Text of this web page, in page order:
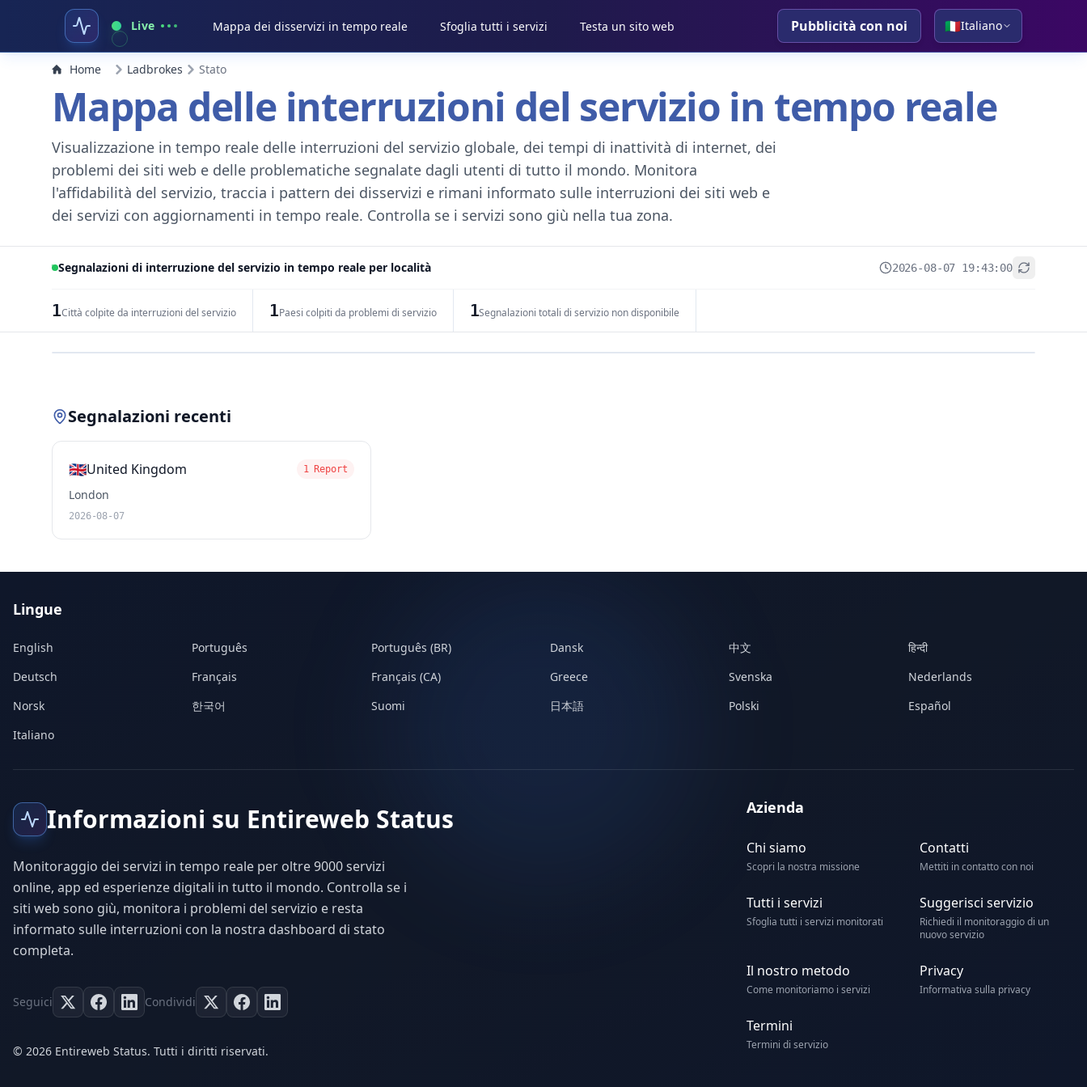
Live Mappa dei disservizi in tempo reale Sfoglia tutti i servizi Testa un sito web Pubblicità con noi 🇮🇹Italiano
Home Ladbrokes Stato
Mappa delle interruzioni del servizio in tempo reale
Visualizzazione in tempo reale delle interruzioni del servizio globale, dei tempi di inattività di internet, dei
problemi dei siti web e delle problematiche segnalate dagli utenti di tutto il mondo. Monitora
l'affidabilità del servizio, traccia i pattern dei disservizi e rimani informato sulle interruzioni dei siti web e
dei servizi con aggiornamenti in tempo reale. Controlla se i servizi sono giù nella tua zona.
Segnalazioni di interruzione del servizio in tempo reale per località 2026-08-07 19:43:00
1Città colpite da interruzioni del servizio 1Paesi colpiti da problemi di servizio 1Segnalazioni totali di servizio non disponibile
Segnalazioni recenti
🇬🇧United Kingdom 1 Report
London
2026-08-07
Lingue
English Português Português (BR) Dansk 中文
हिन्दी
Deutsch
Français Français (CA) Greece Svenska
Nederlands
Norsk
한국어 Suomi 日本語 Polski
Español
Italiano
Informazioni su Entireweb Status
Monitoraggio dei servizi in tempo reale per oltre 9000 servizi
online, app ed esperienze digitali in tutto il mondo. Controlla se i
siti web sono giù, monitora i problemi del servizio e resta
informato sulle interruzioni con la nostra dashboard di stato
completa.
Seguici Condividi
© 2026 Entireweb Status. Tutti i diritti riservati.
Azienda
Chi siamo
Scopri la nostra missione
Contatti
Mettiti in contatto con noi
Tutti i servizi
Sfoglia tutti i servizi monitorati
Suggerisci servizio
Richiedi il monitoraggio di un
nuovo servizio
Il nostro metodo
Come monitoriamo i servizi
Privacy
Informativa sulla privacy
Termini
Termini di servizio